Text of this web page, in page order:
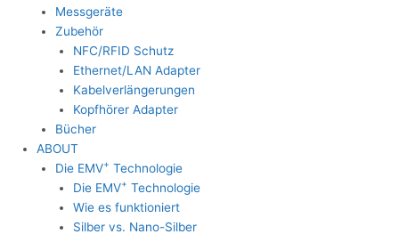
Messgeräte
Zubehör
NFC/RFID Schutz
Ethernet/LAN Adapter
Kabelverlängerungen
Kopfhörer Adapter
Bücher
ABOUT
Die EMV+ Technologie
Die EMV+ Technologie
Wie es funktioniert
Silber vs. Nano-Silber